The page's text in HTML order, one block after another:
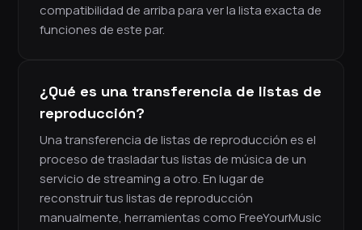
compatibilidad de arriba para ver la lista exacta de
funciones de este par.
¿Qué es una transferencia de listas de
reproducción?
Una transferencia de listas de reproducción es el
proceso de trasladar tus listas de música de un
servicio de streaming a otro. En lugar de
reconstruir tus listas de reproducción
manualmente, herramientas como FreeYourMusic